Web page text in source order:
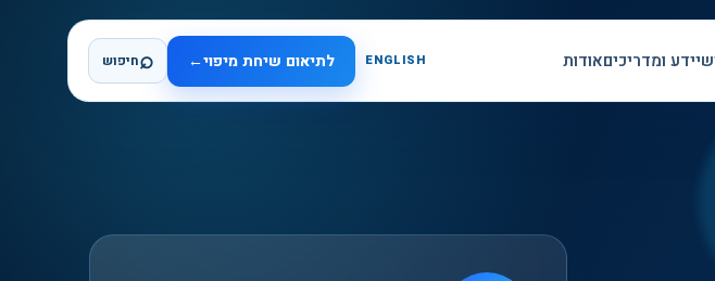
ידע ומדריכיםאודות ENGLISH לתיאום שיחת מיפוי←
⌕חיפוש